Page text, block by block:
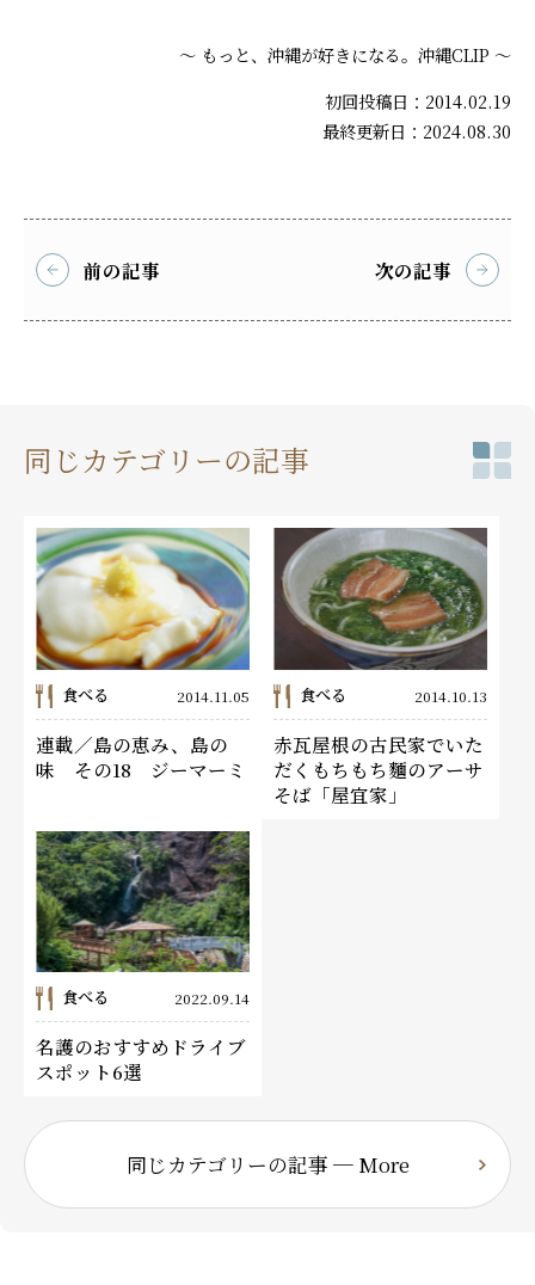
～ もっと、沖縄が好きになる。沖縄CLIP ～
初回投稿日：2014.02.19
最終更新日：2024.08.30
前の記事 次の記事
同じカテゴリーの記事
食べる 2014.11.05
連載／島の恵み、島の
味 その18 ジーマーミ
食べる 2014.10.13
赤瓦屋根の古民家でいた
だくもちもち麵のアーサ
そば「屋宜家」
食べる 2022.09.14
名護のおすすめドライブ
スポット6選
同じカテゴリーの記事 ─ More